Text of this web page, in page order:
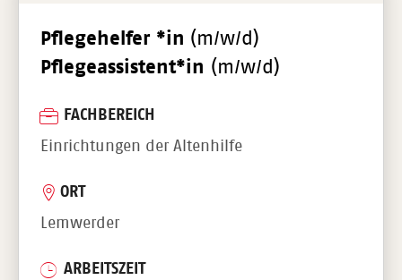
Pflegehelfer *in (m/w/d)
Pflegeassistent*in (m/w/d)
FACHBEREICH
Einrichtungen der Altenhilfe
ORT
Lemwerder
ARBEITSZEIT